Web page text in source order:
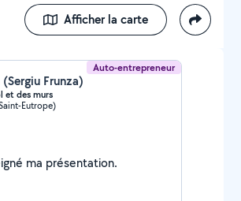
Afficher la carte
Auto-entrepreneur
Frunza)
et des murs
Eutrope)
Je n'ai pas encore renseigné ma présentation.